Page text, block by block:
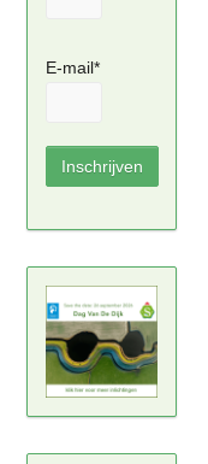
E-mail*